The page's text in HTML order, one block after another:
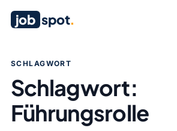
job spot.
SCHLAGWORT
Schlagwort:
Führungsrolle